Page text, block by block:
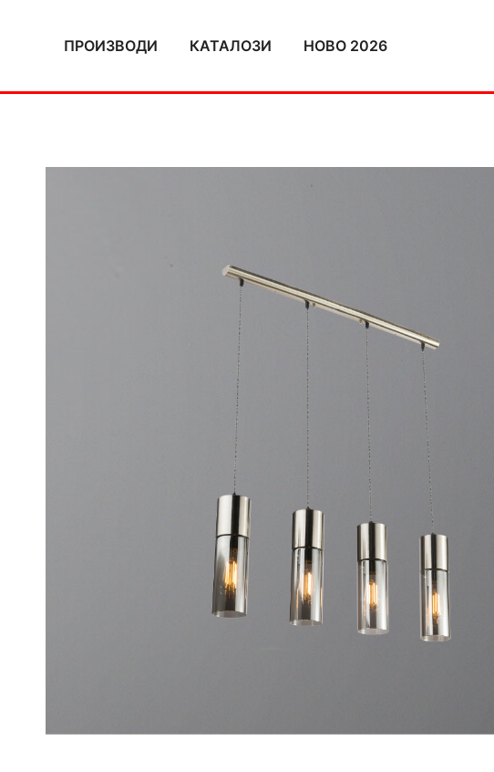
ПРОИЗВОДИ КАТАЛОЗИ НОВО 2026